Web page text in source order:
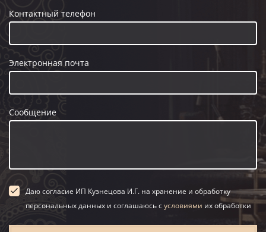
Контактный телефон
Электронная почта
Сообщение
Даю согласие ИП Кузнецова И.Г. на хранение и обработку
персональных данных и соглашаюсь сусловиями их обработки